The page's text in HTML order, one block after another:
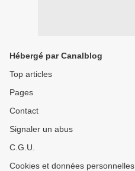
Hébergé par Canalblog
Top articles
Pages
Contact
Signaler un abus
C.G.U.
Cookies et données personnelles